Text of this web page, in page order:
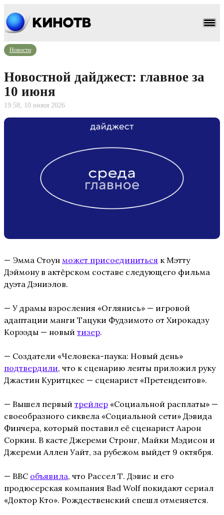
Новости
Новостной дайджест: главное за
10 июня
19:58, 10 июня 2026
— Эмма Стоун может присоединиться к Мэтту
Дэймону в актёрском составе следующего фильма
дуэта Дэниэлов.
— У драмы взросления «Оглянись» — игровой
адаптации манги Тацуки Фудзимото от Хирокадзу
Корээды — новый тизер.
— Создатели «Человека-паука: Новый день»
подтвердили, что к сценарию ленты приложил руку
Джастин Куритцкес — сценарист «Претендентов».
— Вышел первый трейлер «Социальной расплаты» —
своеобразного сиквела «Социальной сети» Дэвида
Финчера, который поставил её сценарист Аарон
Соркин. В касте Джереми Стронг, Майки Мэдисон и
Джереми Аллен Уайт, за рубежом выйдет 9 октября.
— BBC объявила, что Рассел Т. Дэвис и его
продюсерская компания Bad Wolf покидают сериал
«Доктор Кто». Рождественский спешл отменяется.